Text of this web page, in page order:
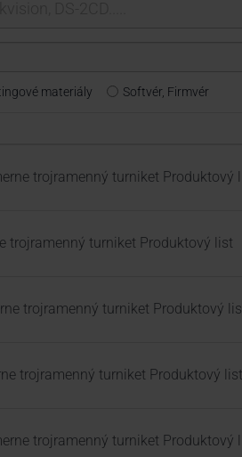
materiály Softvér, Firmvér
trojramenný turniket Produktový
trojramenný turniket Produktový list
trojramenný turniket Produktový
trojramenný turniket Produktový list
trojramenný turniket Produktový